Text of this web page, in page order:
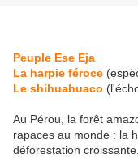
Peuple Ese Eja
La harpie féroce
Le shihuahuaco
Au Pérou, la forêt
rapaces au monde : la
déforestation